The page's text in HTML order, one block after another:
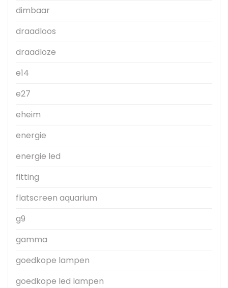
dimbaar
draadloos
draadloze
e14
e27
eheim
energie
energie led
fitting
flatscreen aquarium
g9
gamma
goedkope lampen
goedkope led lampen